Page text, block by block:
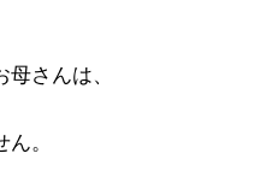
さんは、
。